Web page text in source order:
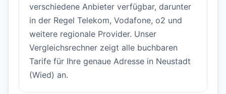
verschiedene Anbieter verfügbar, darunter
in der Regel Telekom, Vodafone, o2 und
weitere regionale Provider. Unser
Vergleichsrechner zeigt alle buchbaren
Tarife für Ihre genaue Adresse in Neustadt
(Wied) an.